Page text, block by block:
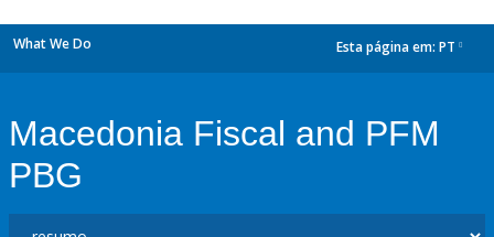
What We Do Esta página em: PT
Macedonia Fiscal and PFM
PBG